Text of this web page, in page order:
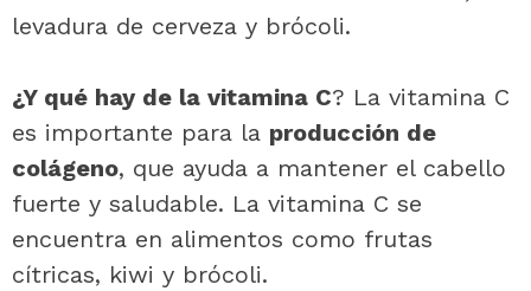
levadura de cerveza y brócoli.
¿Y qué hay de la vitamina C? La vitamina C
es importante para la producción de
colágeno, que ayuda a mantener el cabello
fuerte y saludable. La vitamina C se
encuentra en alimentos como frutas
cítricas, kiwi y brócoli.